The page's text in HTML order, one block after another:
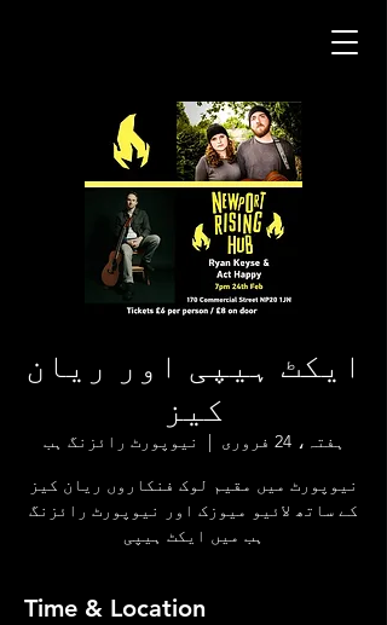
ایکٹ ہیپی اور ریان
کیز
ہفتہ، 24 فروری
  |
نیوپورٹ رائزنگ ہب
نیوپورٹ میں مقیم لوک فنکاروں ریان کیز
کے ساتھ لائیو میوزک اور نیوپورٹ رائزنگ
ہب میں ایکٹ ہیپی
Time & Location